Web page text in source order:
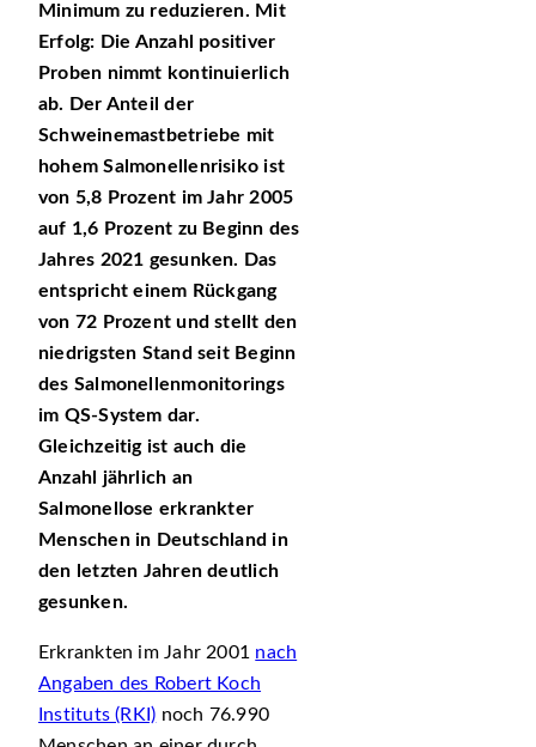
Minimum zu reduzieren. Mit
Erfolg: Die Anzahl positiver
Proben nimmt kontinuierlich
ab. Der Anteil der
Schweinemastbetriebe mit
hohem Salmonellenrisiko ist
von 5,8 Prozent im Jahr 2005
auf 1,6 Prozent zu Beginn des
Jahres 2021 gesunken. Das
entspricht einem Rückgang
von 72 Prozent und stellt den
niedrigsten Stand seit Beginn
des Salmonellenmonitorings
im QS-System dar.
Gleichzeitig ist auch die
Anzahl jährlich an
Salmonellose erkrankter
Menschen in Deutschland in
den letzten Jahren deutlich
gesunken.
Erkrankten im Jahr 2001 nach
Angaben des Robert Koch
Instituts (RKI) noch 76.990